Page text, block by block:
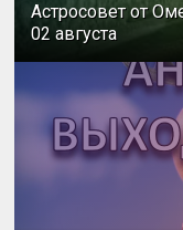
Астросовет от
02 августа